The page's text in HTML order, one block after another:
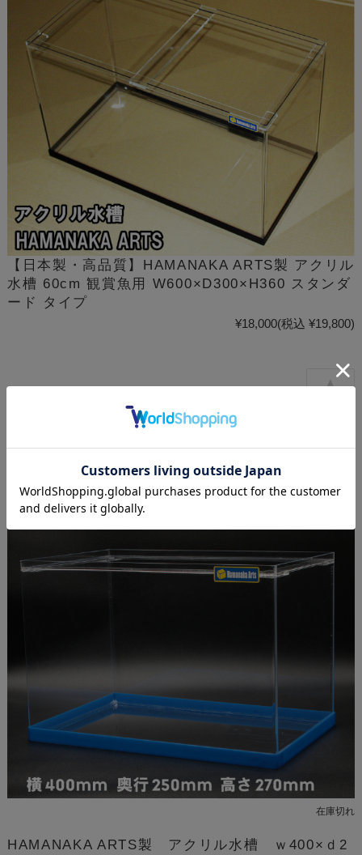
【日本製・高品質】HAMANAKA ARTS製 アクリル
水槽 60cm 観賞魚用 W600×D300×H360 スタンダ
ード タイプ
¥18,000(税込 ¥19,800)
在庫切れ
HAMANAKA ARTS製 アクリル水槽 ｗ400×ｄ2